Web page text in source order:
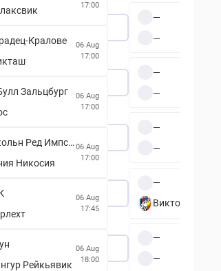
17:00
Кралове
06 Aug
17:00
Зальцбург
06 Aug
17:00
Линкольн Ред Импс ФК
Никосия
06 Aug
17:00
06 Aug
17:45
Рейкьявик
06 Aug
18:00
—
—
—
—
—
—
—
Виктория
—
—